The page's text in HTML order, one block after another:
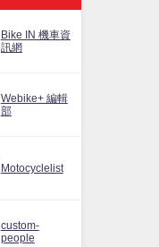
Bike IN 機車資
訊網
Webike+ 編輯
部
Motocyclelist
custom-
people